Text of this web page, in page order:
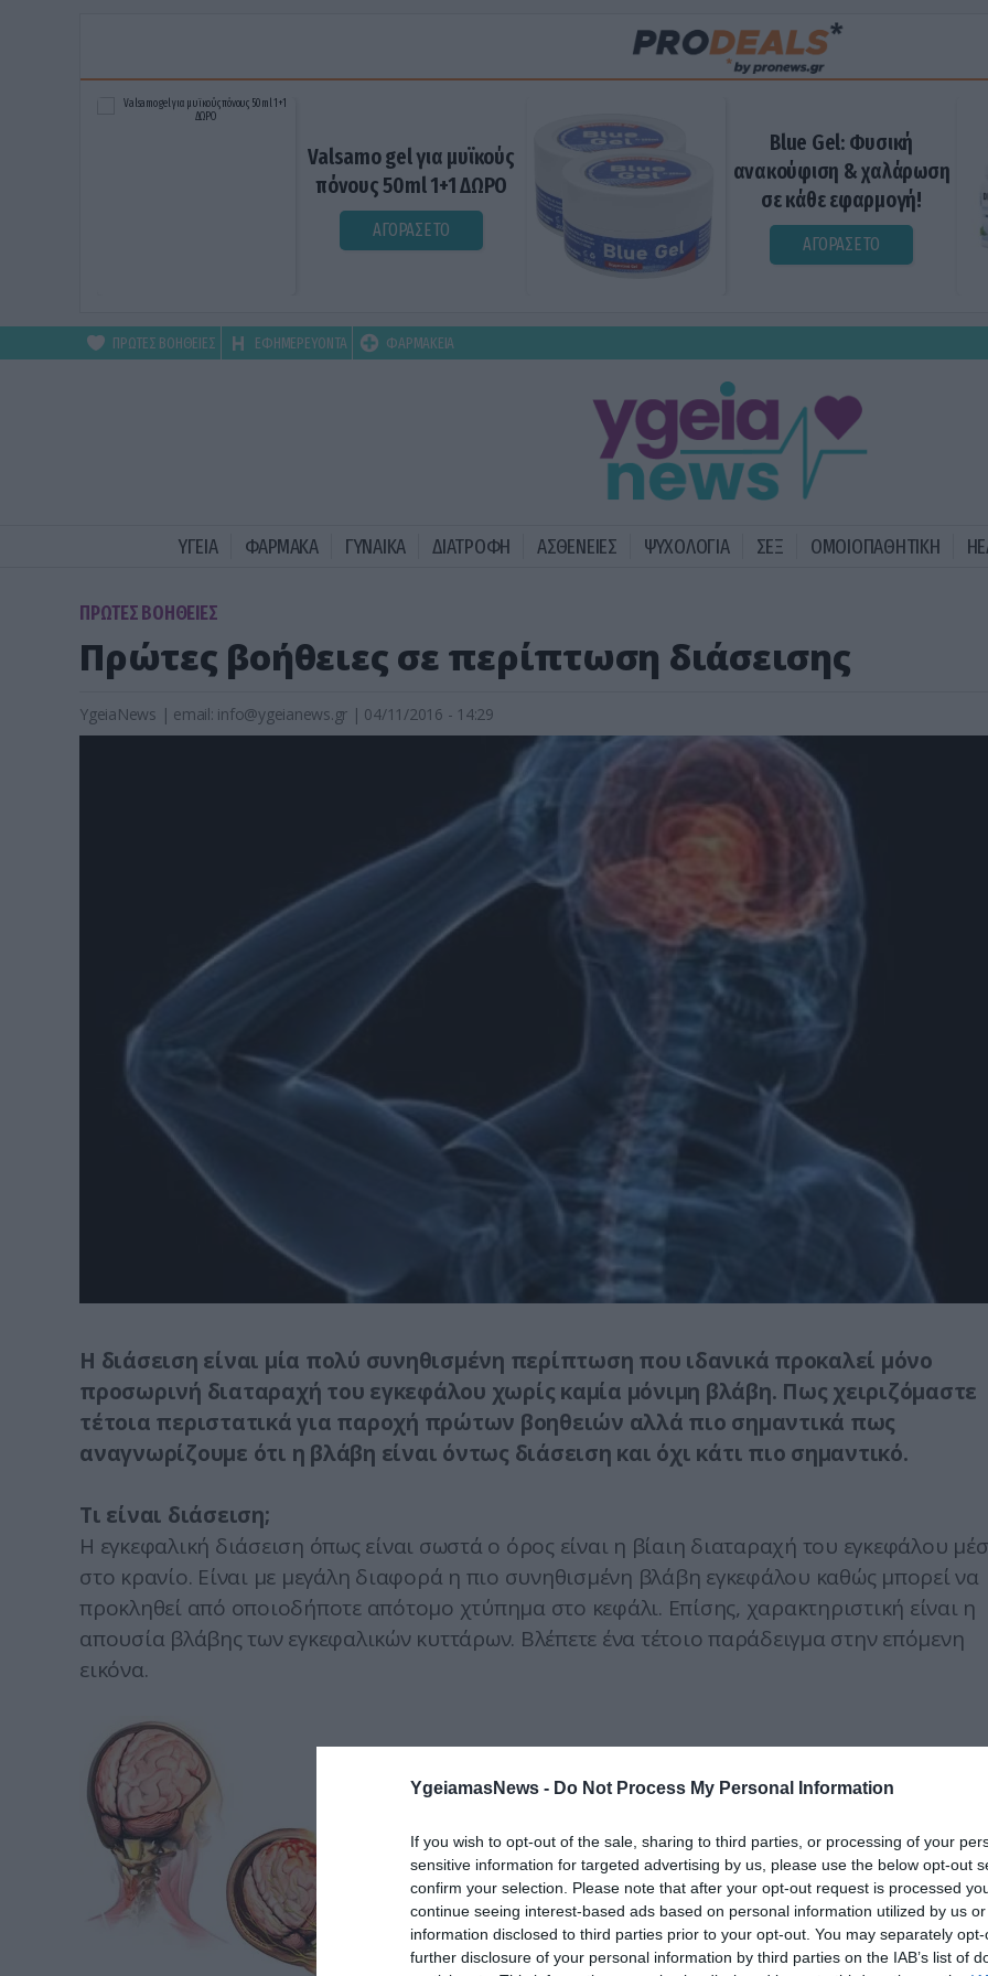
YgeiamasNews - Do Not Process My Personal Information
If you wish to opt-out of the sale, sharing to third parties, or processing of your
sensitive information for targeted advertising by us, please use the below opt-out
confirm your selection. Please note that after your opt-out request is processed
continue seeing interest-based ads based on personal information utilized by us
information disclosed to third parties prior to your opt-out. You may separately
further disclosure of your personal information by third parties on the IAB’s list of
Valsamo gel για μυϊκούς
πόνους 50ml 1+1 ΔΩΡΟ
ΑΓΟΡΑΣΕ ΤΟ
Blue Gel: Φυσική
ανακούφιση & χαλάρωση
σε κάθε εφαρμογή!
ΑΓΟΡΑΣΕ ΤΟ
ΠΡΩΤΕΣ ΒΟΗΘΕΙΕΣ ΕΦΗΜΕΡΕΥΟΝΤΑ ΦΑΡΜΑΚΕΙΑ
ΥΓΕΙΑ ΦΑΡΜΑΚΑ ΓΥΝΑΙΚΑ ΔΙΑΤΡΟΦΗ ΑΣΘΕΝΕΙΕΣ ΨΥΧΟΛΟΓΙΑ ΣΕΞ ΟΜΟΙΟΠΑΘΗΤΙΚΗ
ΠΡΩΤΕΣ ΒΟΗΘΕΙΕΣ
Πρώτες βοήθειες σε περίπτωση διάσεισης
YgeiaNews | email: info@ygeianews.gr | 04/11/2016 - 14:29
Η διάσειση είναι μία πολύ συνηθισμένη περίπτωση που ιδανικά προκαλεί μόνο
προσωρινή διαταραχή του εγκεφάλου χωρίς καμία μόνιμη βλάβη. Πως χειριζόμαστε
τέτοια περιστατικά για παροχή πρώτων βοηθειών αλλά πιο σημαντικά πως
αναγνωρίζουμε ότι η βλάβη είναι όντως διάσειση και όχι κάτι πιο σημαντικό.
Τι είναι διάσειση;
Η εγκεφαλική διάσειση όπως είναι σωστά ο όρος είναι η βίαιη διαταραχή του εγκεφάλου
στο κρανίο. Είναι με μεγάλη διαφορά η πιο συνηθισμένη βλάβη εγκεφάλου καθώς μπορεί να
προκληθεί από οποιοδήποτε απότομο χτύπημα στο κεφάλι. Επίσης, χαρακτηριστική είναι η
απουσία βλάβης των εγκεφαλικών κυττάρων. Βλέπετε ένα τέτοιο παράδειγμα στην επόμενη
εικόνα.